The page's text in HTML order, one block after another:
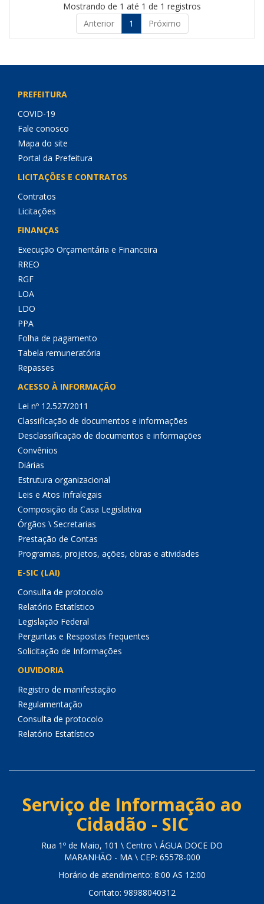
Mostrando de 1 até 1 de 1 registros
Anterior
1 Próximo
PREFEITURA
COVID-19
Fale conosco
Mapa do site
Portal da Prefeitura
LICITAÇÕES E CONTRATOS
Contratos
Licitações
FINANÇAS
Execução Orçamentária e Financeira
RREO
RGF
LOA
LDO
PPA
Folha de pagamento
Tabela remuneratória
Repasses
ACESSO À INFORMAÇÃO
Lei nº 12.527/2011
Classificação de documentos e informações
Desclassificação de documentos e informações
Convênios
Diárias
Estrutura organizacional
Leis e Atos Infralegais
Composição da Casa Legislativa
Órgãos \ Secretarias
Prestação de Contas
Programas, projetos, ações, obras e atividades
E-SIC (LAI)
Consulta de protocolo
Relatório Estatístico
Legislação Federal
Perguntas e Respostas frequentes
Solicitação de Informações
OUVIDORIA
Registro de manifestação
Regulamentação
Consulta de protocolo
Relatório Estatístico
Serviço de Informação ao
Cidadão - SIC
Rua 1º de Maio, 101 \ Centro \ ÁGUA DOCE DO
MARANHÃO - MA \ CEP: 65578-000
Horário de atendimento: 8:00 AS 12:00
Contato: 98988040312